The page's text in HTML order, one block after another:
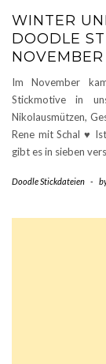
WINTER
DOODLE
NOVEMBER
Im November
Stickmotive in
Nikolausmützen,
Rene mit Schal ♥
gibt es in sieben
Doodle Stickdateien -